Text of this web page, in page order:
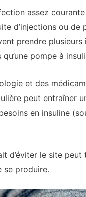
assez
d’injections ou
prendre
pompe à
et des
peut entraîner
en insuline
d’éviter le site
se produire.